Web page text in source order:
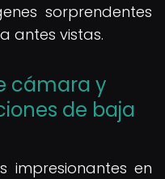
sorprendentes
antes vistas.
cámara y
de baja
impresionantes en